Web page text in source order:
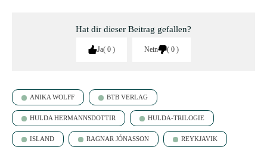
Hat dir dieser Beitrag gefallen?
Ja 0 Nein 0
ANIKA WOLFF BTB VERLAG
HULDA HERMANNSDOTTIR HULDA-TRILOGIE
ISLAND RAGNAR JÓNASSON REYKJAVIK